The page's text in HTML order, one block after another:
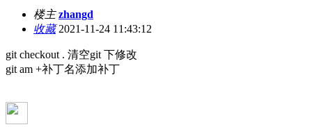
楼主 zhangd
收藏2021-11-24 11:43:12
git checkout . 清空git 下修改
git am +补丁名添加补丁